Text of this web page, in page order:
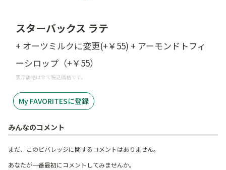
スターバックス ラテ
+ オーツミルクに変更(+￥55) + アーモンドトフィ
ーシロップ（+￥55）
表示価格は全て税込価格です。
My FAVORITESに登録
みんなのコメント
まだ、このビバレッジに関するコメントはありません。
あなたが一番最初にコメントしてみませんか。